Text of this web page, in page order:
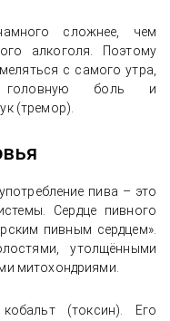
сложнее, чем
алкоголя. Поэтому
с самого утра,
головную боль и
(тремор).
пива – это
Сердце пивного
пивным сердцем».
утолщёнными
митохондриями.
(токсин). Его